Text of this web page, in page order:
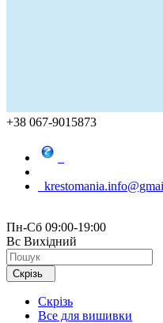
+38 067-9015873
Пн-Сб 09:00-19:00
Вс Вихідний
Скрізь
Скрізь
Все для вишивки